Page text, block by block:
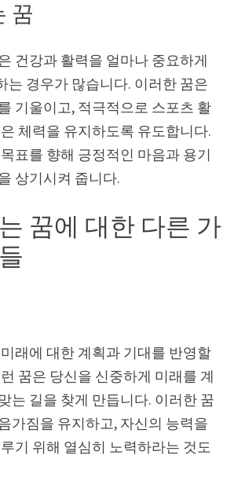
꿈
건강과 활력을 얼마나 중요하게
는 경우가 많습니다. 이러한 꿈은
기울이고, 적극적으로 스포츠 활
체력을 유지하도록 유도합니다.
표를 향해 긍정적인 마음과 용기
상기시켜 줍니다.
꿈에 대한 다른 가
래에 대한 계획과 기대를 반영할
꿈은 당신을 신중하게 미래를 계
는 길을 찾게 만듭니다. 이러한 꿈
가짐을 유지하고, 자신의 능력을
기 위해 열심히 노력하라는 것도